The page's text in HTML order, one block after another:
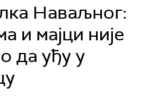
Наваљног:
и мајци није
да уђу у